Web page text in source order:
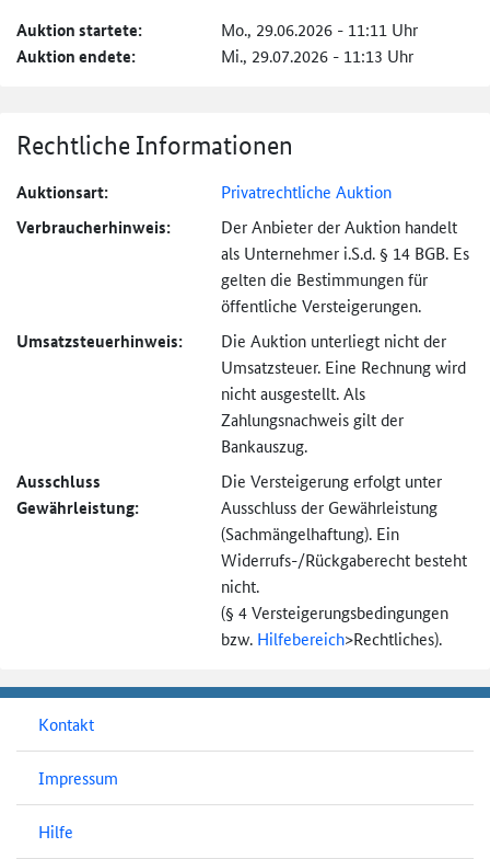
Auktion startete: Mo., 29.06.2026 - 11:11 Uhr
Auktion endete: Mi., 29.07.2026 - 11:13 Uhr
Rechtliche Informationen
Auktionsart: Privatrechtliche Auktion
Verbraucher­hinweis:
Der Anbieter der Auktion handelt
als Unternehmer i.S.d. § 14 BGB. Es
gelten die Bestimmungen für
öffentliche Versteigerungen.
Umsatzsteuer­hinweis:
Die Auktion unterliegt nicht der
Umsatzsteuer. Eine Rechnung wird
nicht ausgestellt. Als
Zahlungsnachweis gilt der
Bankauszug.
Ausschluss
Gewährleistung:
Die Versteigerung erfolgt unter
Ausschluss der Gewährleistung
(Sachmängel­haftung). Ein
Widerrufs-/Rückgaberecht besteht
nicht.
(§ 4 Versteigerungs­bedingungen
bzw. Hilfebereich>Rechtliches).
Kontakt
Impressum
Hilfe